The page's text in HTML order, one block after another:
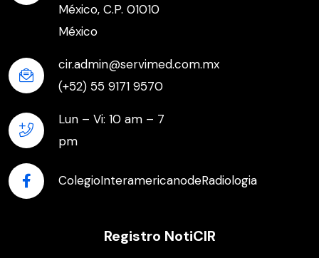
México, C.P. 01010
México
cir.admin@servimed.com.mx
(+52) 55 9171 9570
Lun – Vi: 10 am – 7
pm
ColegioInteramericanodeRadiologia
Registro NotiCIR